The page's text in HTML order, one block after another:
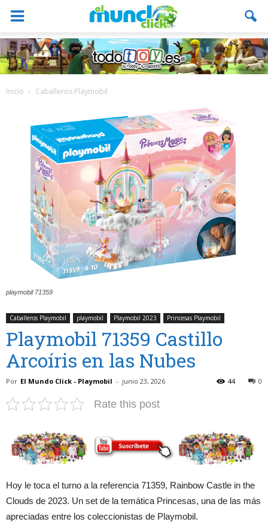
Inicio Caballeros Playmobil
playmobil 71359
Caballeros Playmobil playmobil Playmobil 2023 Princesas Playmobil
Playmobil 71359 Castillo
Arcoíris en las Nubes
Por El Mundo Click - Playmobil - junio 23, 2026 0
44
Rate this post
Hoy le toca el turno a la referencia 71359, Rainbow Castle in the
Clouds de 2023. Un set de la temática Princesas, una de las más
apreciadas entre los coleccionistas de Playmobil.